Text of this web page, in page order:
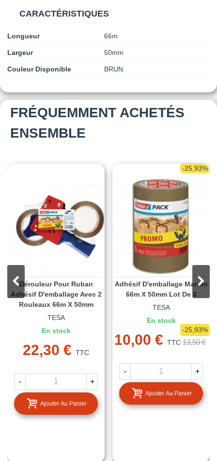
CARACTÉRISTIQUES
Longueur 66m
Largeur 50mm
Couleur Disponible BRUN
FRÉQUEMMENT ACHETÉS
ENSEMBLE
Dérouleur Pour Ruban
Adhésif D'emballage Avec 2
Rouleaux 66m X 50mm
TESA
En stock
22,30 € TTC
- +
Ajouter Au Panier
-25,93%
Adhésif D'emballage Marron
66m X 50mm Lot De 3
TESA
En stock
10,00 € TTC 13,50 €
-25,93%
- +
Ajouter Au Panier